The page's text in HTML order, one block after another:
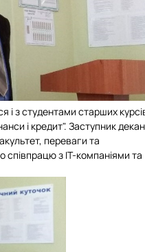
і з студентами старших
і кредит". Заступник
переваги та
з ІТ-компаніями та